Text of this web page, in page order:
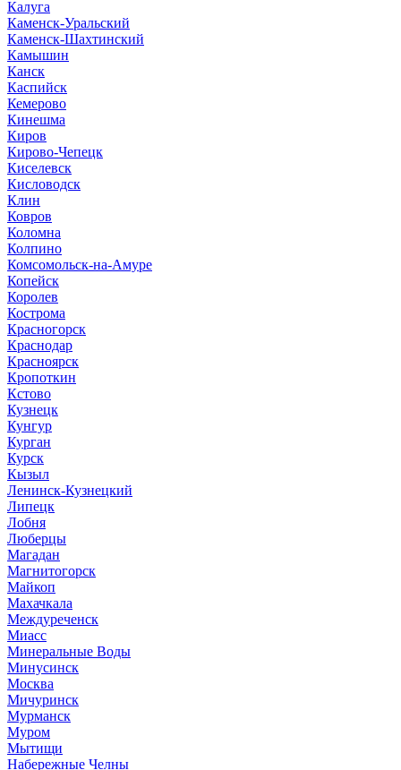
Калуга
Каменск-Уральский
Каменск-Шахтинский
Камышин
Канск
Каспийск
Кемерово
Кинешма
Киров
Кирово-Чепецк
Киселевск
Кисловодск
Клин
Ковров
Коломна
Колпино
Комсомольск-на-Амуре
Копейск
Королев
Кострома
Красногорск
Краснодар
Красноярск
Кропоткин
Кстово
Кузнецк
Кунгур
Курган
Курск
Кызыл
Ленинск-Кузнецкий
Липецк
Лобня
Люберцы
Магадан
Магнитогорск
Майкоп
Махачкала
Междуреченск
Миасс
Минеральные Воды
Минусинск
Москва
Мичуринск
Мурманск
Муром
Мытищи
Набережные Челны